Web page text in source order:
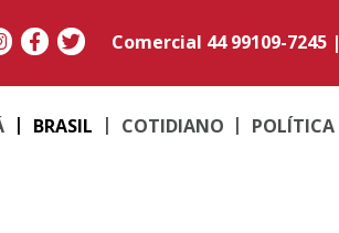
Comercial 44 99109-7245 |
BRASIL COTIDIANO POLÍTICA